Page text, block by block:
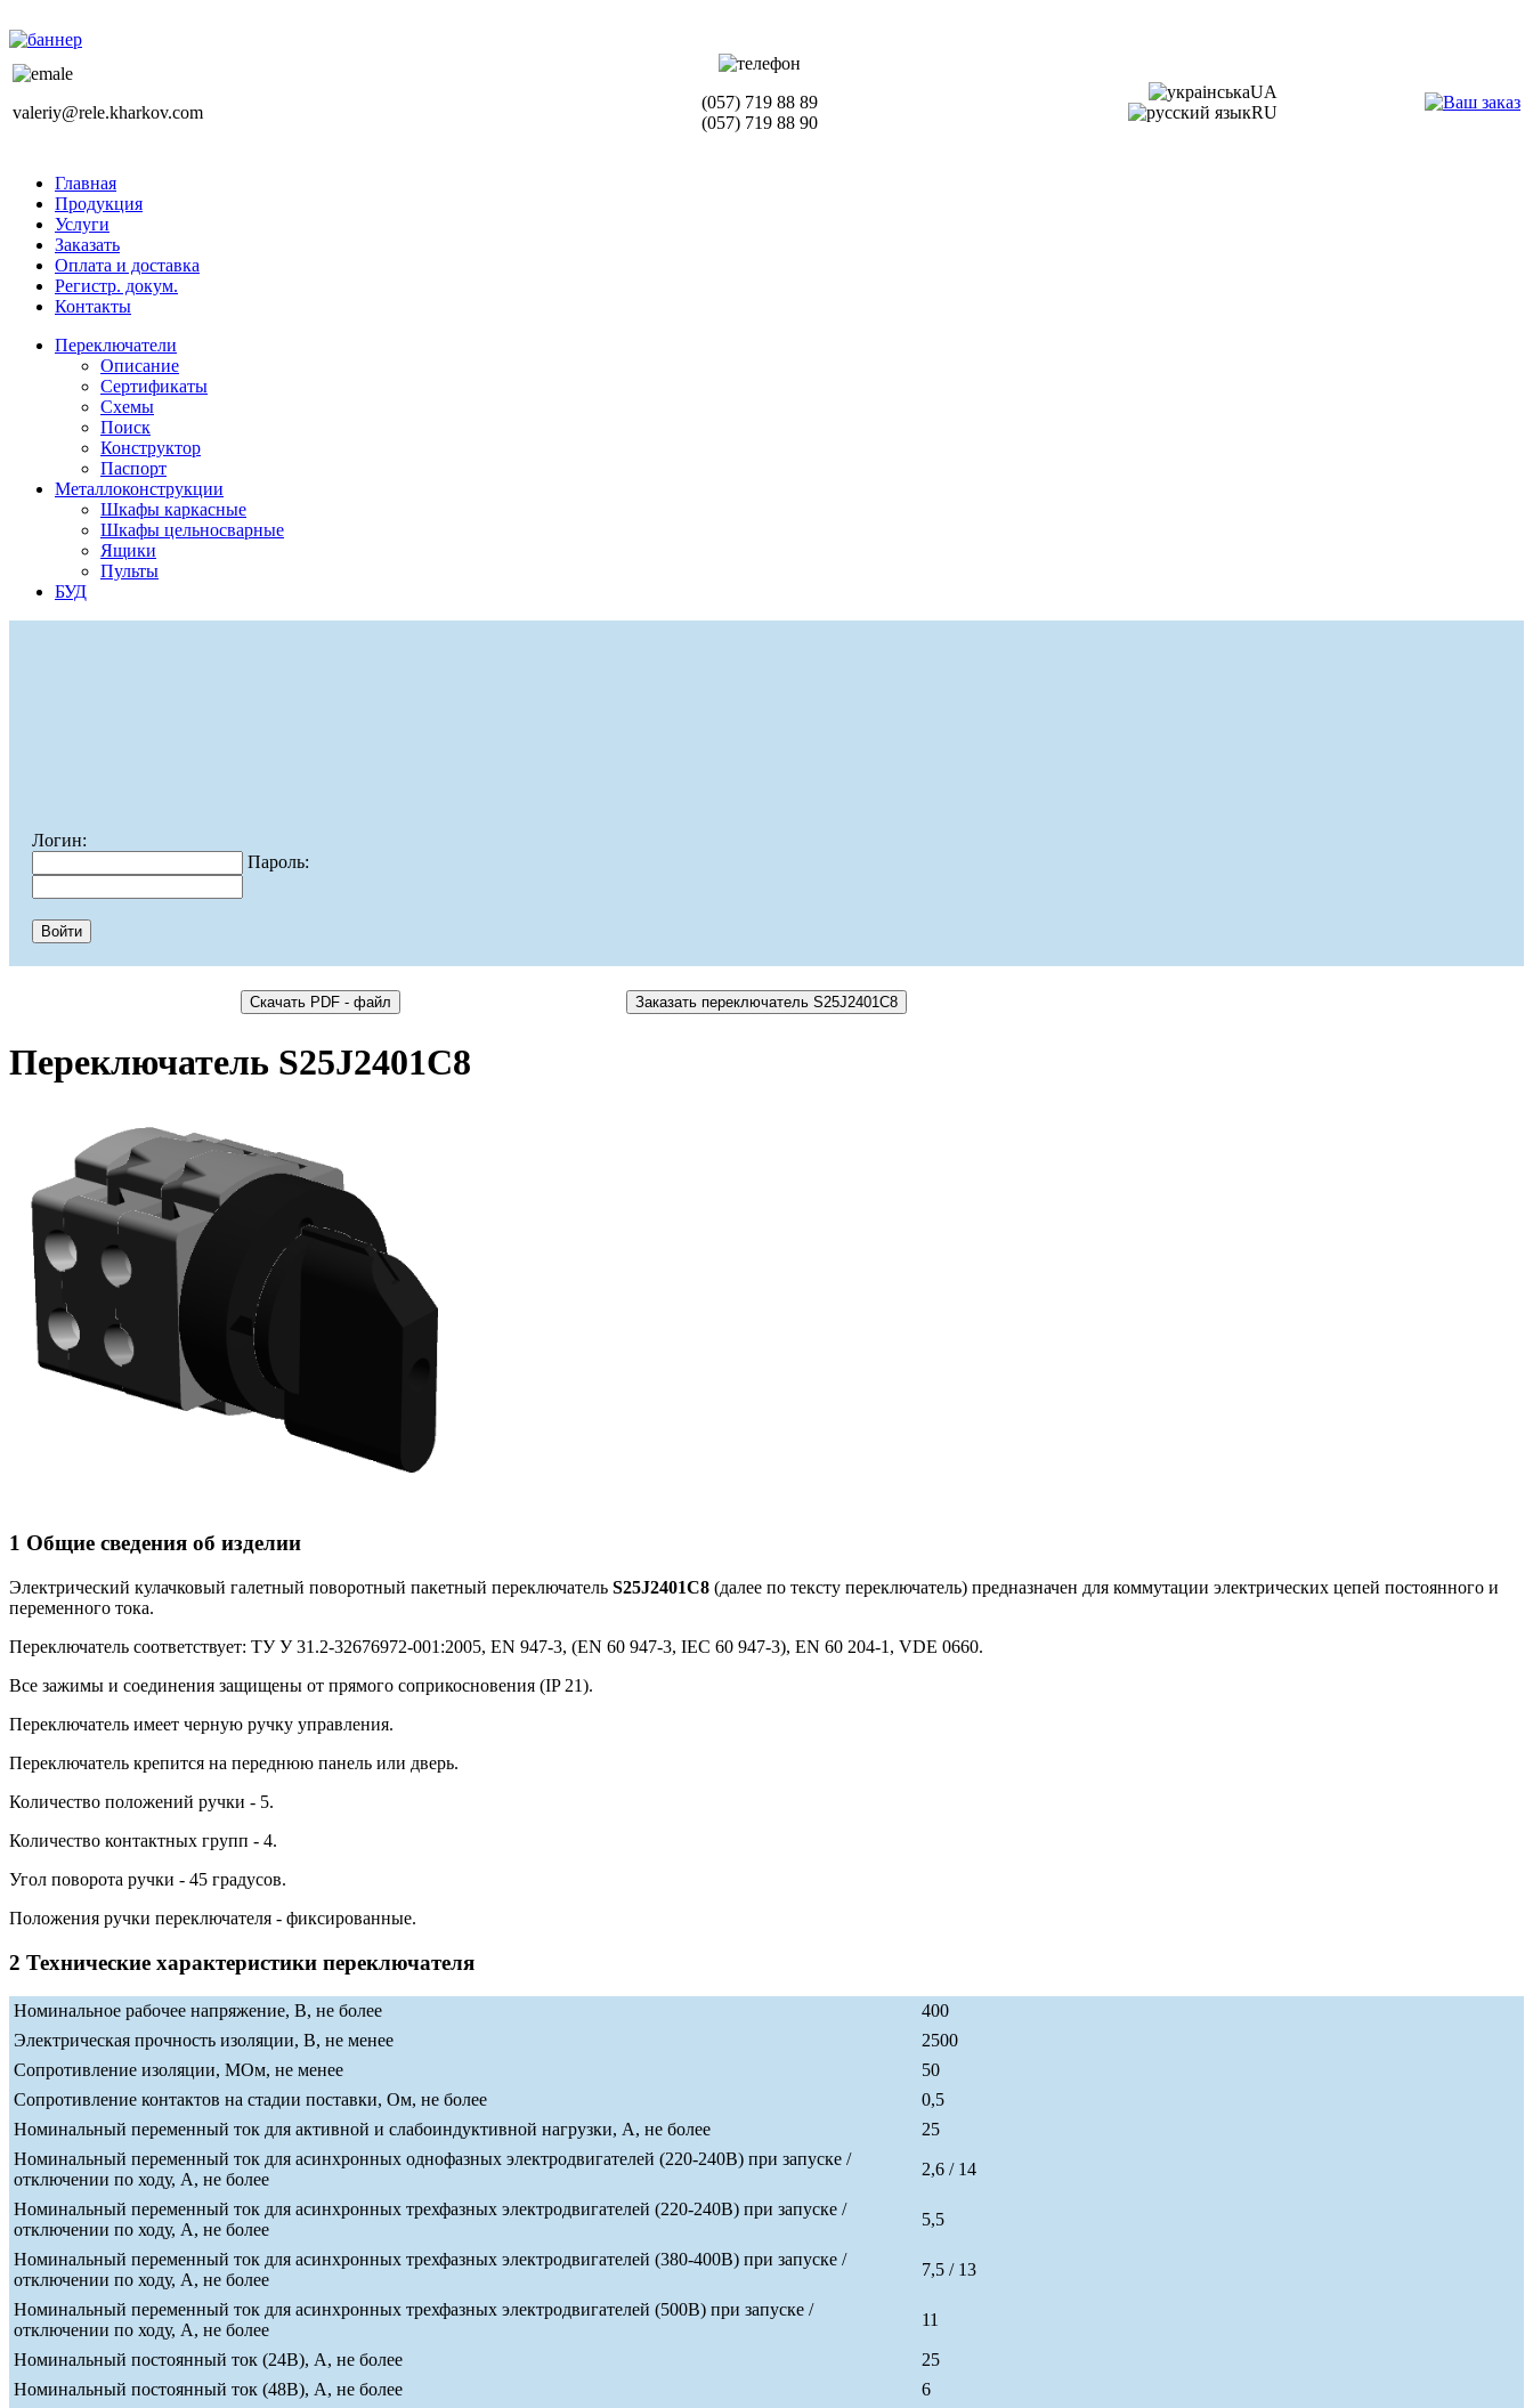
valeriy@rele.kharkov.com
(057) 719 88 89
(057) 719 88 90
UA
RU
Главная
Продукция
Услуги
Заказать
Оплата и доставка
Регистр. докум.
Контакты
Переключатели
Описание
Сертификаты
Схемы
Поиск
Конструктор
Паспорт
Металлоконструкции
Шкафы каркасные
Шкафы цельносварные
Ящики
Пульты
БУД
Логин:
Пароль:
Переключатель S25J2401C8
1 Общие сведения об изделии
Электрический кулачковый галетный поворотный пакетный переключатель S25J2401C8 (далее по тексту переключатель) предназначен для коммутации электрических цепей постоянного и
переменного тока.
Переключатель соответствует: ТУ У 31.2-32676972-001:2005, EN 947-3, (EN 60 947-3, IEC 60 947-3), EN 60 204-1, VDE 0660.
Все зажимы и соединения защищены от прямого соприкосновения (IP 21).
Переключатель имеет черную ручку управления.
Переключатель крепится на переднюю панель или дверь.
Количество положений ручки - 5.
Количество контактных групп - 4.
Угол поворота ручки - 45 градусов.
Положения ручки переключателя - фиксированные.
2 Технические характеристики переключателя
Номинальное рабочее напряжение, В, не более
400
Электрическая прочность изоляции, В, не менее
2500
Сопротивление изоляции, МОм, не менее
50
Сопротивление контактов на стадии поставки, Ом, не более
0,5
Номинальный переменный ток для активной и слабоиндуктивной нагрузки, А, не более
25
Номинальный переменный ток для асинхронных однофазных электродвигателей (220-240В) при запуске /
отключении по ходу, А, не более
2,6 / 14
Номинальный переменный ток для асинхронных трехфазных электродвигателей (220-240В) при запуске /
отключении по ходу, А, не более
5,5
Номинальный переменный ток для асинхронных трехфазных электродвигателей (380-400В) при запуске /
отключении по ходу, А, не более
7,5 / 13
Номинальный переменный ток для асинхронных трехфазных электродвигателей (500В) при запуске /
отключении по ходу, А, не более
11
Номинальный постоянный ток (24В), А, не более
25
Номинальный постоянный ток (48В), А, не более
6